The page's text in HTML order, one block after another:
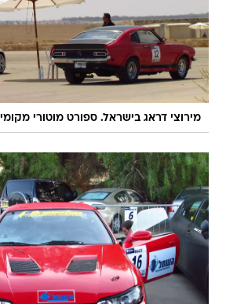
מירוצי דראג בישראל. ספורט מוטורי מקומי